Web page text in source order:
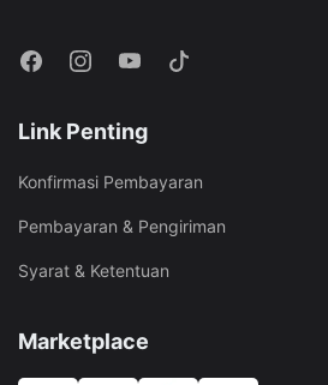
Link Penting
Konfirmasi Pembayaran
Pembayaran & Pengiriman
Syarat & Ketentuan
Marketplace